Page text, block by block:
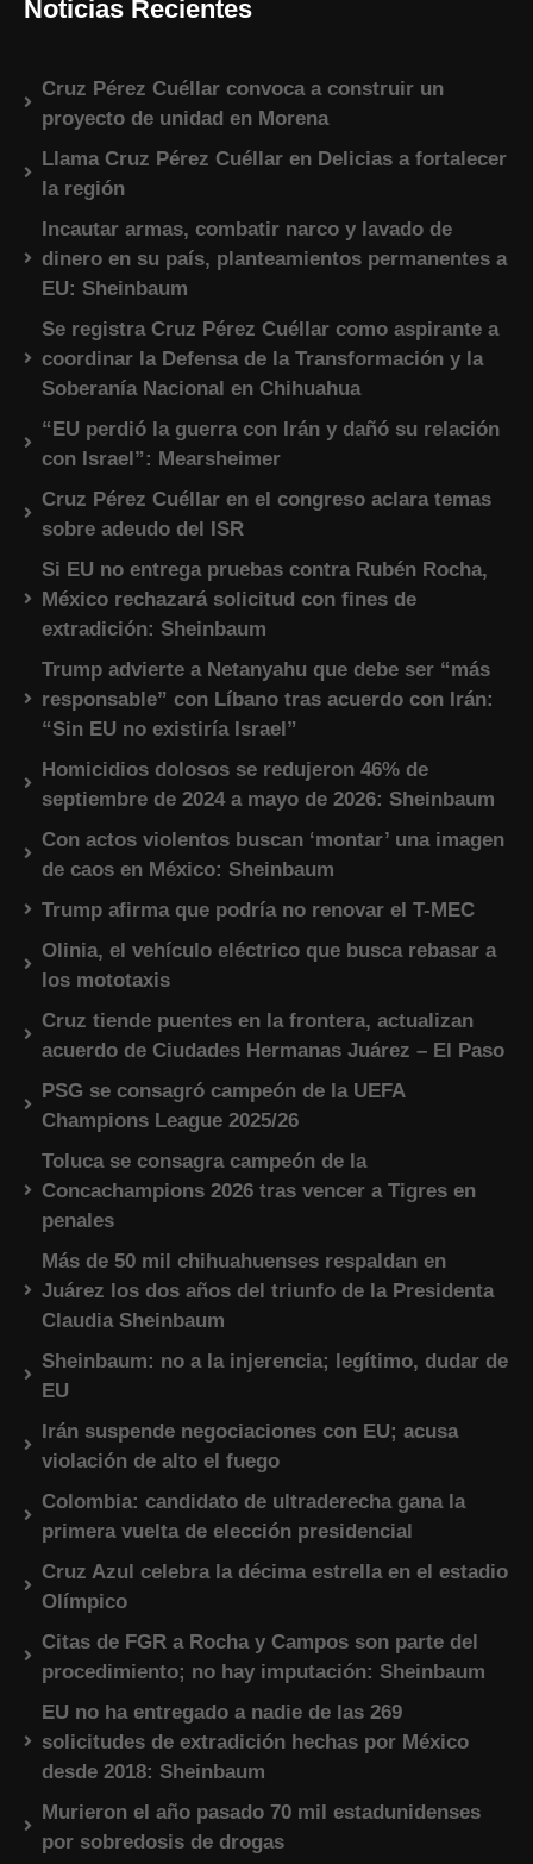
Noticias Recientes
Cruz Pérez Cuéllar convoca a construir un
proyecto de unidad en Morena
Llama Cruz Pérez Cuéllar en Delicias a fortalecer
la región
Incautar armas, combatir narco y lavado de
dinero en su país, planteamientos permanentes a
EU: Sheinbaum
Se registra Cruz Pérez Cuéllar como aspirante a
coordinar la Defensa de la Transformación y la
Soberanía Nacional en Chihuahua
“EU perdió la guerra con Irán y dañó su relación
con Israel”: Mearsheimer
Cruz Pérez Cuéllar en el congreso aclara temas
sobre adeudo del ISR
Si EU no entrega pruebas contra Rubén Rocha,
México rechazará solicitud con fines de
extradición: Sheinbaum
Trump advierte a Netanyahu que debe ser “más
responsable” con Líbano tras acuerdo con Irán:
“Sin EU no existiría Israel”
Homicidios dolosos se redujeron 46% de
septiembre de 2024 a mayo de 2026: Sheinbaum
Con actos violentos buscan ‘montar’ una imagen
de caos en México: Sheinbaum
Trump afirma que podría no renovar el T-MEC
Olinia, el vehículo eléctrico que busca rebasar a
los mototaxis
Cruz tiende puentes en la frontera, actualizan
acuerdo de Ciudades Hermanas Juárez – El Paso
PSG se consagró campeón de la UEFA
Champions League 2025/26
Toluca se consagra campeón de la
Concachampions 2026 tras vencer a Tigres en
penales
Más de 50 mil chihuahuenses respaldan en
Juárez los dos años del triunfo de la Presidenta
Claudia Sheinbaum
Sheinbaum: no a la injerencia; legítimo, dudar de
EU
Irán suspende negociaciones con EU; acusa
violación de alto el fuego
Colombia: candidato de ultraderecha gana la
primera vuelta de elección presidencial
Cruz Azul celebra la décima estrella en el estadio
Olímpico
Citas de FGR a Rocha y Campos son parte del
procedimiento; no hay imputación: Sheinbaum
EU no ha entregado a nadie de las 269
solicitudes de extradición hechas por México
desde 2018: Sheinbaum
Murieron el año pasado 70 mil estadunidenses
por sobredosis de drogas